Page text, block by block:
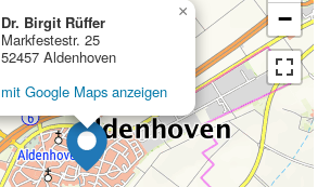
Dr. Birgit Rüffer
Markfestestr. 25
52457 Aldenhoven
mit Google Maps anzeigen
×
−